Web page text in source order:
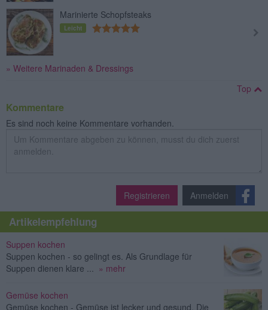
Marinierte Schopfsteaks
Leicht
» Weitere Marinaden & Dressings
Top
Kommentare
Es sind noch keine Kommentare vorhanden.
Registrieren Anmelden
Artikelempfehlung
Suppen kochen
Suppen kochen - so gelingt es. Als Grundlage für
Suppen dienen klare ...
» mehr
Gemüse kochen
Gemüse kochen - Gemüse ist lecker und gesund. Die